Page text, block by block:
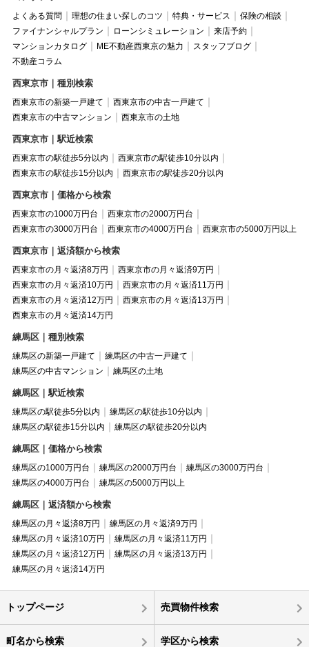
よくある質問 理想の住まい探しのコツ 特典・サービス
保険の相談
ファイナンシャルプラン
ローンシミュレーション
来店予約
マンションカタログ
ME不動産西東京の魅力
スタッフブログ
不動産コラム
西東京市｜種別検索
西東京市の新築一戸建て
西東京市の中古一戸建て
西東京市の中古マンション
西東京市の土地
西東京市｜駅近検索
西東京市の駅徒歩5分以内
西東京市の駅徒歩10分以内
西東京市の駅徒歩15分以内
西東京市の駅徒歩20分以内
西東京市｜価格から検索
西東京市の1000万円台
西東京市の2000万円台
西東京市の3000万円台
西東京市の4000万円台 西東京市の5000万円以上
西東京市｜返済額から検索
西東京市の月々返済8万円
西東京市の月々返済9万円
西東京市の月々返済10万円
西東京市の月々返済11万円
西東京市の月々返済12万円
西東京市の月々返済13万円
西東京市の月々返済14万円
練馬区｜種別検索
練馬区の新築一戸建て
練馬区の中古一戸建て
練馬区の中古マンション
練馬区の土地
練馬区｜駅近検索
練馬区の駅徒歩5分以内
練馬区の駅徒歩10分以内
練馬区の駅徒歩15分以内
練馬区の駅徒歩20分以内
練馬区｜価格から検索
練馬区の1000万円台 練馬区の2000万円台
練馬区の3000万円台
練馬区の4000万円台
練馬区の5000万円以上
練馬区｜返済額から検索
練馬区の月々返済8万円
練馬区の月々返済9万円
練馬区の月々返済10万円
練馬区の月々返済11万円
練馬区の月々返済12万円
練馬区の月々返済13万円
練馬区の月々返済14万円
トップページ 売買物件検索
町名から検索 学区から検索